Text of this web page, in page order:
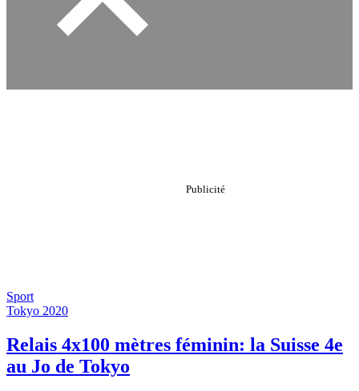
Sport
Tokyo 2020
Relais 4x100 mètres féminin: la Suisse 4e
au Jo de Tokyo